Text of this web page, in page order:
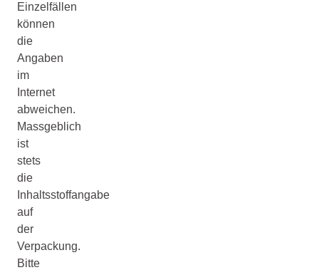
Einzelfällen
können
die
Angaben
im
Internet
abweichen.
Massgeblich
ist
stets
die
Inhaltsstoffangabe
auf
der
Verpackung.
Bitte